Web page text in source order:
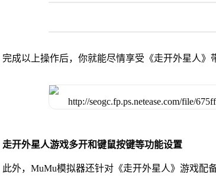
完成以上操作后，你就能尽情享受《走开外星人》
走开外星人游戏多开和键鼠按键等功能设置
此外，MuMu模拟器还针对《走开外星人》游戏配